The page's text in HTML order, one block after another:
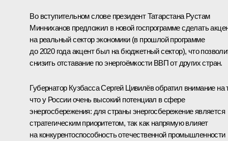
Во вступительном слове президент Татарстана Рустам
Минниханов предложил в новой госпрограмме сделать
на реальный сектор экономики (в прошлой программе
до 2020 года акцент был на бюджетный сектор), что
снизить отставание по энергоёмкости ВВП от других стран.
Губернатор КузбассаСергей Цивилёвобратил внимание на
что у России очень высокий потенциал в сфере
энергосбережения: для страны энергосбережение является
стратегическим приоритетом, так как напрямую влияет
на конкурентоспособность отечественной промышленности